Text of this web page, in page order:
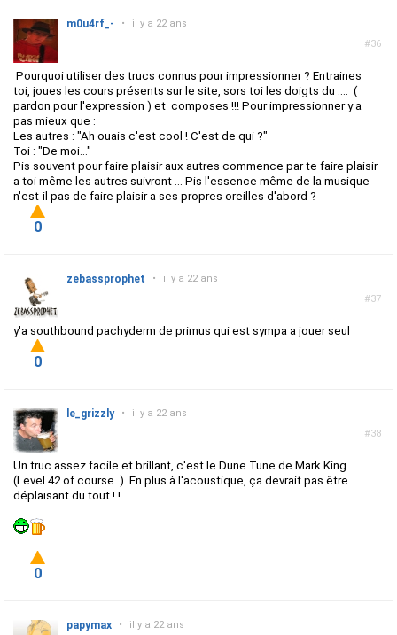
#36
m0u4rf_- • il y a 22 ans
Pourquoi utiliser des trucs connus pour impressionner ? Entraines
toi, joues les cours présents sur le site, sors toi les doigts du .... (
pardon pour l'expression ) et composes !!! Pour impressionner y a
pas mieux que :
Les autres : "Ah ouais c'est cool ! C'est de qui ?"
Toi : "De moi..."
Pis souvent pour faire plaisir aux autres commence par te faire plaisir
a toi même les autres suivront ... Pis l'essence même de la musique
n'est-il pas de faire plaisir a ses propres oreilles d'abord ?
0
#37
zebassprophet • il y a 22 ans
y'a southbound pachyderm de primus qui est sympa a jouer seul
0
#38
le_grizzly • il y a 22 ans
Un truc assez facile et brillant, c'est le Dune Tune de Mark King
(Level 42 of course..). En plus à l'acoustique, ça devrait pas être
déplaisant du tout ! !
0
papymax • il y a 22 ans